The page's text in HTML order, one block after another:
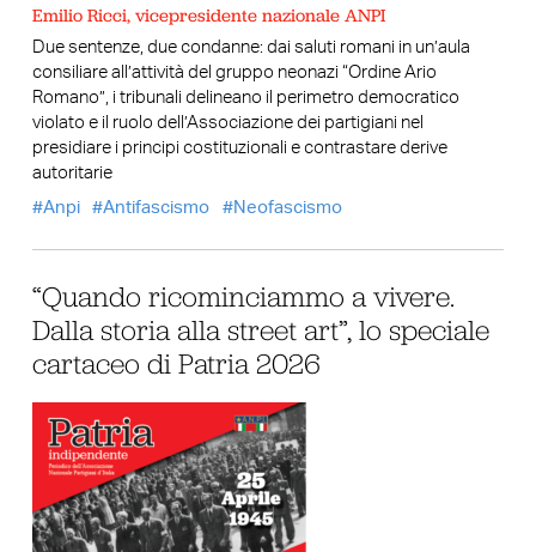
Emilio Ricci, vicepresidente nazionale ANPI
Due sentenze, due condanne: dai saluti romani in un’aula
consiliare all’attività del gruppo neonazi “Ordine Ario
Romano”, i tribunali delineano il perimetro democratico
violato e il ruolo dell’Associazione dei partigiani nel
presidiare i principi costituzionali e contrastare derive
autoritarie
Anpi
Antifascismo Neofascismo
“Quando ricominciammo a vivere.
Dalla storia alla street art”, lo speciale
cartaceo di Patria 2026